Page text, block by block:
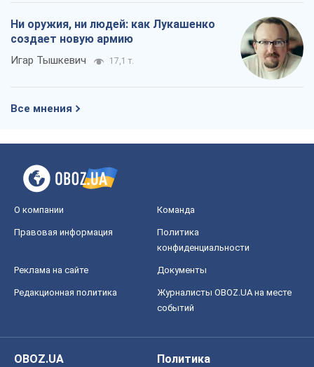
Ни оружия, ни людей: как Лукашенко
создает новую армию
Игар Тышкевич 17,1 т.
Все мнения
О компании Команда
Правовая информация
Политика
конфиденциальности
Реклама на сайте Документы
Редакционная политика
Журналисты OBOZ.UA на месте
событий
OBOZ.UA
Политика